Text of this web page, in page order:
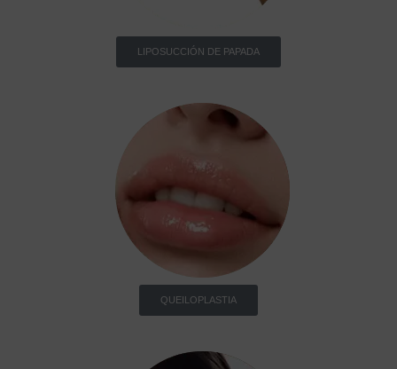
LIPOSUCCIÓN DE PAPADA
QUEILOPLASTIA